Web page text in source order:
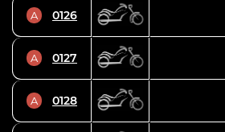
A 0126
A 0127
A 0128